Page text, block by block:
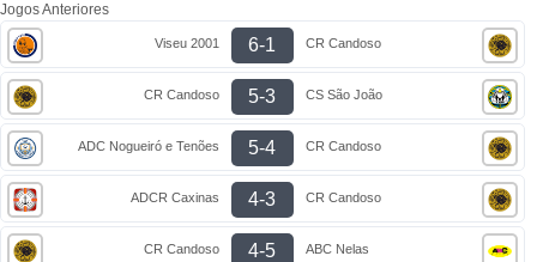
Jogos Anteriores
Viseu 2001 6-1 CR Candoso
CR Candoso 5-3 CS São João
ADC Nogueiró e Tenões 5-4 CR Candoso
ADCR Caxinas 4-3 CR Candoso
CR Candoso 4-5 ABC Nelas